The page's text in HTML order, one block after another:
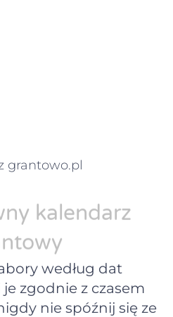
grantowo.pl
kalendarz
według dat
zgodnie z czasem
nie spóźnij się ze